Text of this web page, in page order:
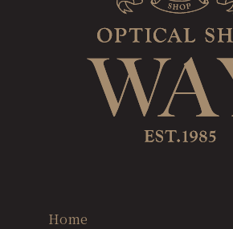
Home